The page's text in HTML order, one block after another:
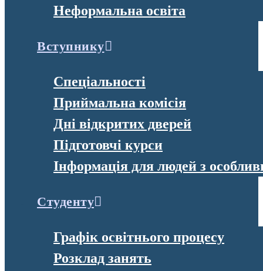
Неформальна освіта
Вступнику
Спеціальності
Приймальна комісія
Дні відкритих дверей
Підготовчі курси
Інформація для людей з
Студенту
Графік освітнього процесу
Розклад занять